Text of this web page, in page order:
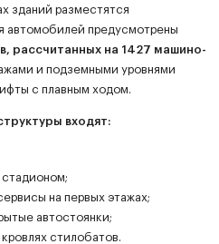
зданий разместятся
автомобилей предусмотрены
рассчитанных на 1427 машино-
и подземными уровнями
с плавным ходом.
входят:
стадионом;
на первых этажах;
автостоянки;
стилобатов.